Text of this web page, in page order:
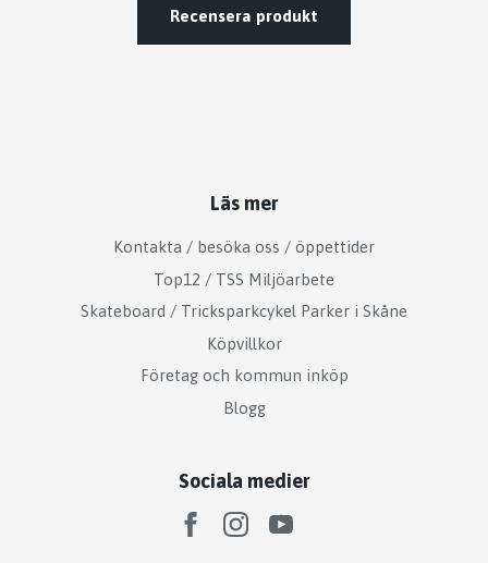
Recensera produkt
Läs mer
Kontakta / besöka oss / öppettider
Top12 / TSS Miljöarbete
Skateboard / Tricksparkcykel Parker i Skåne
Köpvillkor
Företag och kommun inköp
Blogg
Sociala medier